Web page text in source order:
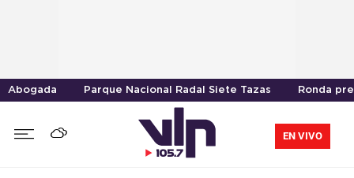
Abogada Parque Nacional Radal Siete Tazas Ronda
EN VIVO